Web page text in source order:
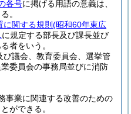
各号に掲げる用語の意義は、
。
関する規則 (昭和60年東広
に規定する部長及び課長並び
者をいう。
議会、教育委員会、選挙管
委員会の事務局並びに消防
事業に関連する改善のための
ができる。